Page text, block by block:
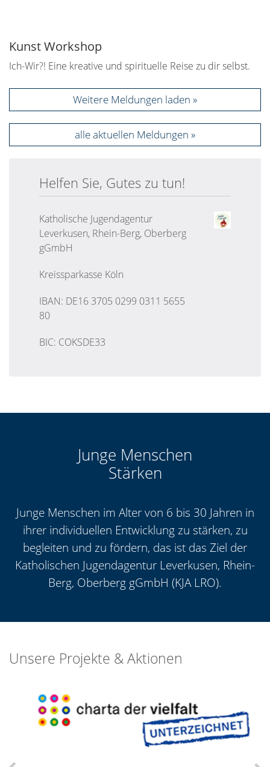
Kunst Workshop
Ich-Wir?! Eine kreative und spirituelle Reise zu dir selbst.
Weitere Meldungen laden
alle aktuellen Meldungen
Helfen Sie, Gutes zu tun!
Katholische Jugendagentur
Leverkusen, Rhein-Berg, Oberberg
gGmbH
Kreissparkasse Köln
IBAN: DE16 3705 0299 0311 5655
80
BIC: COKSDE33
Junge Menschen
Stärken
Junge Menschen im Alter von 6 bis 30 Jahren in
ihrer individuellen Entwicklung zu stärken, zu
begleiten und zu fördern, das ist das Ziel der
Katholischen Jugendagentur Leverkusen, Rhein-
Berg, Oberberg gGmbH (KJA LRO).
Unsere Projekte & Aktionen